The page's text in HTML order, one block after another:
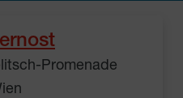
Promenade